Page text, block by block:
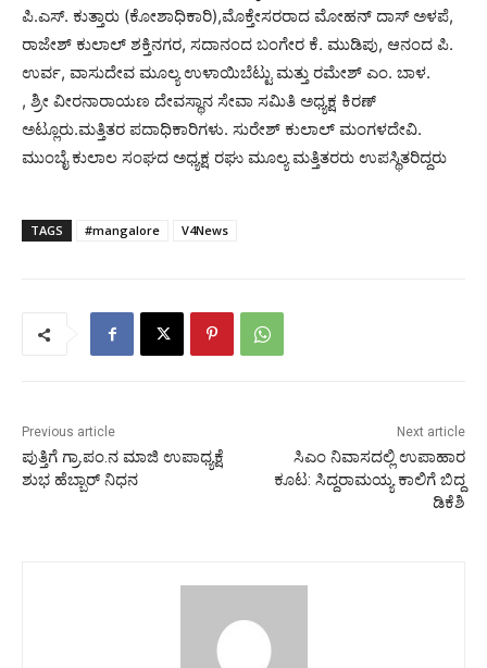
ಪಿ.ಎಸ್. ಕುತ್ತಾರು (ಕೋಶಾಧಿಕಾರಿ),ಮೊಕ್ತೇಸರರಾದ ಮೋಹನ್ ದಾಸ್ ಅಳಪೆ,
ರಾಜೇಶ್ ಕುಲಾಲ್ ಶಕ್ತಿನಗರ, ಸದಾನಂದ ಬಂಗೇರ ಕೆ. ಮುಡಿಪು, ಆನಂದ ಪಿ.
ಉರ್ವ, ವಾಸುದೇವ ಮೂಲ್ಯ ಉಳಾಯಿಬೆಟ್ಟು ಮತ್ತು ರಮೇಶ್ ಎಂ. ಬಾಳ.
, ಶ್ರೀ ವೀರನಾರಾಯಣ ದೇವಸ್ಥಾನ ಸೇವಾ ಸಮಿತಿ ಅಧ್ಯಕ್ಷ ಕಿರಣ್
ಅಟ್ಲೂರು.ಮತ್ತಿತರ ಪದಾಧಿಕಾರಿಗಳು. ಸುರೇಶ್ ಕುಲಾಲ್ ಮಂಗಳದೇವಿ.
ಮುಂಬೈ ಕುಲಾಲ ಸಂಘದ ಅಧ್ಯಕ್ಷ ರಘು ಮೂಲ್ಯ ಮತ್ತಿತರರು ಉಪಸ್ಥಿತರಿದ್ದರು
TAGS #mangalore V4News
Previous article
ಪುತ್ತಿಗೆ ಗ್ರಾ.ಪಂ.ನ ಮಾಜಿ ಉಪಾಧ್ಯಕ್ಷೆ
ಶುಭ ಹೆಬ್ಬಾರ್ ನಿಧನ
Next article
ಸಿಎಂ ನಿವಾಸದಲ್ಲಿ ಉಪಾಹಾರ
ಕೂಟ: ಸಿದ್ದರಾಮಯ್ಯ ಕಾಲಿಗೆ ಬಿದ್ದ
ಡಿಕೆಶಿ